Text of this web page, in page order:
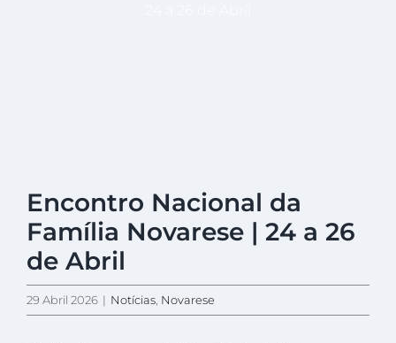
Larger
Image
Encontro Nacional da
Família Novarese | 24 a 26
de Abril
29 Abril 2026 | Notícias Novarese